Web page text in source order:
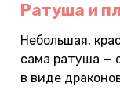
Ратуша и
Небольшая,
сама ратуша —
в виде